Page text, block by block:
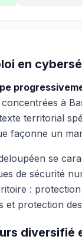
en
à
territorial
façonne un
se
de sécurité
:
et protection
diversifié